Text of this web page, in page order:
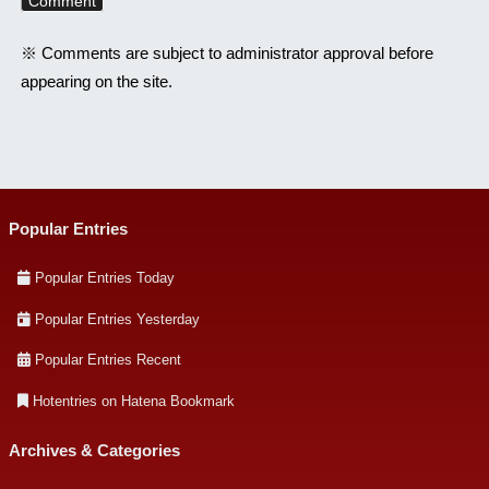
※ Comments are subject to administrator approval before
appearing on the site.
Popular Entries
Popular Entries Today
Popular Entries Yesterday
Popular Entries Recent
Hotentries on Hatena Bookmark
Archives & Categories